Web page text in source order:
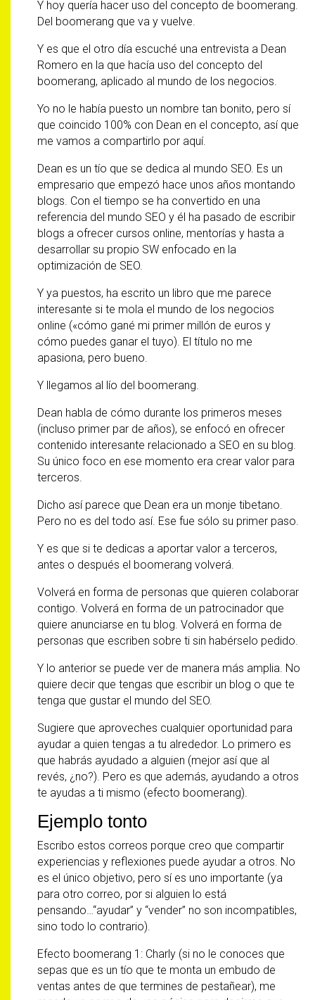
Y hoy quería hacer uso del concepto de boomerang.
Del boomerang que va y vuelve.
Y es que el otro día escuché una entrevista a Dean
Romero en la que hacía uso del concepto del
boomerang, aplicado al mundo de los negocios.
Yo no le había puesto un nombre tan bonito, pero sí
que coincido 100% con Dean en el concepto, así que
me vamos a compartirlo por aquí.
Dean es un tío que se dedica al mundo SEO. Es un
empresario que empezó hace unos años montando
blogs. Con el tiempo se ha convertido en una
referencia del mundo SEO y él ha pasado de escribir
blogs a ofrecer cursos online, mentorías y hasta a
desarrollar su propio SW enfocado en la
optimización de SEO.
Y ya puestos, ha escrito un libro que me parece
interesante si te mola el mundo de los negocios
online («cómo gané mi primer millón de euros y
cómo puedes ganar el tuyo). El título no me
apasiona, pero bueno.
Y llegamos al lío del boomerang.
Dean habla de cómo durante los primeros meses
(incluso primer par de años), se enfocó en ofrecer
contenido interesante relacionado a SEO en su blog.
Su único foco en ese momento era crear valor para
terceros.
Dicho así parece que Dean era un monje tibetano.
Pero no es del todo así. Ese fue sólo su primer paso.
Y es que si te dedicas a aportar valor a terceros,
antes o después el boomerang volverá.
Volverá en forma de personas que quieren colaborar
contigo. Volverá en forma de un patrocinador que
quiere anunciarse en tu blog. Volverá en forma de
personas que escriben sobre ti sin habérselo pedido.
Y lo anterior se puede ver de manera más amplia. No
quiere decir que tengas que escribir un blog o que te
tenga que gustar el mundo del SEO.
Sugiere que aproveches cualquier oportunidad para
ayudar a quien tengas a tu alrededor. Lo primero es
que habrás ayudado a alguien (mejor así que al
revés, ¿no?). Pero es que además, ayudando a otros
te ayudas a ti mismo (efecto boomerang).
Ejemplo tonto
Escribo estos correos porque creo que compartir
experiencias y reflexiones puede ayudar a otros. No
es el único objetivo, pero sí es uno importante (ya
para otro correo, por si alguien lo está
pensando…“ayudar” y “vender” no son incompatibles,
sino todo lo contrario).
Efecto boomerang 1: Charly (si no le conoces que
sepas que es un tío que te monta un embudo de
ventas antes de que termines de pestañear), me